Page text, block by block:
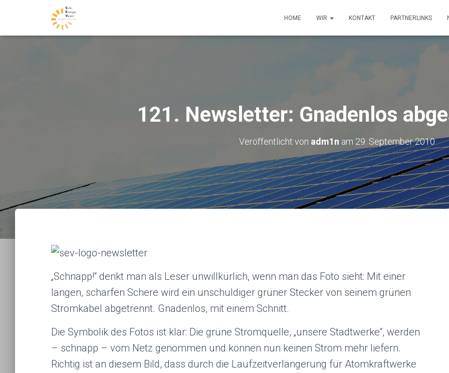
HOME WIR KONTAKT PARTNERLINKS
121. Newsletter: Gnadenlos
Veröffentlicht von adm1n am 29. September 2010
„Schnapp!“ denkt man als Leser unwillkürlich, wenn man das Foto sieht: Mit einer
langen, scharfen Schere wird ein unschuldiger grüner Stecker von seinem grünen
Stromkabel abgetrennt. Gnadenlos, mit einem Schnitt.
Die Symbolik des Fotos ist klar: Die grüne Stromquelle, „unsere Stadtwerke“, werden
– schnapp – vom Netz genommen und können nun keinen Strom mehr liefern.
Richtig ist an diesem Bild, dass durch die Laufzeitverlängerung für Atomkraftwerke